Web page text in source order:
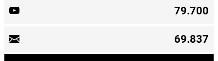
79.700
69.837